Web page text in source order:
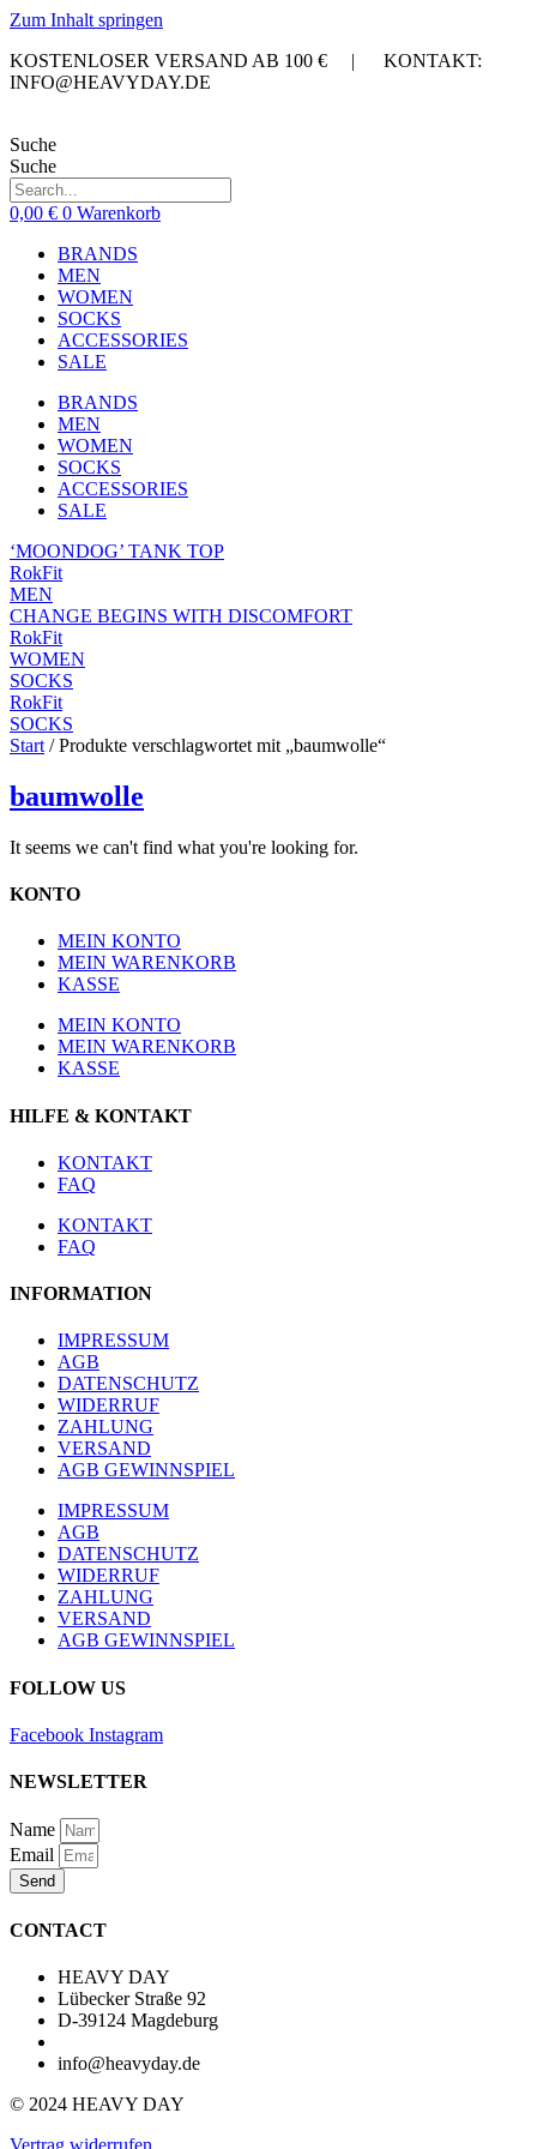
Zum Inhalt springen
KOSTENLOSER VERSAND AB 100 € | KONTAKT:
INFO@HEAVYDAY.DE
Suche
Suche
0,00 € 0 Warenkorb
BRANDS
MEN
WOMEN
SOCKS
ACCESSORIES
SALE
BRANDS
MEN
WOMEN
SOCKS
ACCESSORIES
SALE
‘MOONDOG’ TANK TOP
RokFit
MEN
CHANGE BEGINS WITH DISCOMFORT
RokFit
WOMEN
SOCKS
RokFit
SOCKS
Start / Produkte verschlagwortet mit „baumwolle“
baumwolle
It seems we can't find what you're looking for.
KONTO
MEIN KONTO
MEIN WARENKORB
KASSE
MEIN KONTO
MEIN WARENKORB
KASSE
HILFE & KONTAKT
KONTAKT
FAQ
KONTAKT
FAQ
INFORMATION
IMPRESSUM
AGB
DATENSCHUTZ
WIDERRUF
ZAHLUNG
VERSAND
AGB GEWINNSPIEL
IMPRESSUM
AGB
DATENSCHUTZ
WIDERRUF
ZAHLUNG
VERSAND
AGB GEWINNSPIEL
FOLLOW US
Facebook Instagram
NEWSLETTER
Name
Email
Send
CONTACT
HEAVY DAY
Lübecker Straße 92
D-39124 Magdeburg
info@heavyday.de
© 2024 HEAVY DAY
Vertrag widerrufen